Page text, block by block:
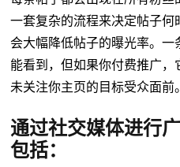
一套复杂的流程来决定帖子
会大幅降低帖子的曝光率。
能看到，但如果你付费推广
未关注你主页的目标受众面前
通过社交媒体进行
包括：